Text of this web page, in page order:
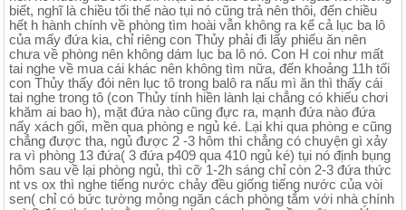
biết, nghĩ là chiều tối thế nào tụi nó cũng trả nên thôi, đến chiều
hết h hành chính về phòng tìm hoài vẫn không ra kể cả lục ba lô
của mấy đứa kia, chỉ riêng con Thủy phải đi lấy phiếu ăn nên
chưa về phòng nên không dám lục ba lô nó. Con H coi như mất
tai nghe về mua cái khác nên không tìm nữa, đến khoảng 11h tối
con Thủy thấy đói nên lục tô trong balô ra nấu mì ăn thì thấy cái
tai nghe trong tô (con Thủy tính hiền lành lại chẳng có khiếu chơi
khăm ai bao h), mặt đứa nào cũng đực ra, mạnh đứa nào đứa
nấy xách gối, mền qua phòng e ngủ ké. Lại khi qua phòng e cũng
chẳng được tha, ngủ được 2 -3 hôm thì chẳng có chuyện gì xảy
ra vì phòng 13 đứa( 3 đứa p409 qua 410 ngủ ké) tụi nó định bụng
hôm sau về lại phòng ngủ, thì cỡ 1-2h sáng chỉ còn 2-3 đứa thức
nt vs ox thì nghe tiếng nước chảy đều giống tiếng nước của vòi
sen( chỉ có bức tường mỏng ngăn cách phòng tắm với nhà chính